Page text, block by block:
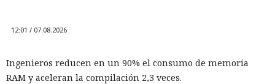
12:01 / 07.08.2026
Ingenieros reducen en un 90% el consumo de memoria
RAM y aceleran la compilación 2,3 veces.